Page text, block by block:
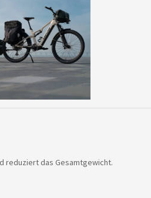
reduziert das Gesamtgewicht.